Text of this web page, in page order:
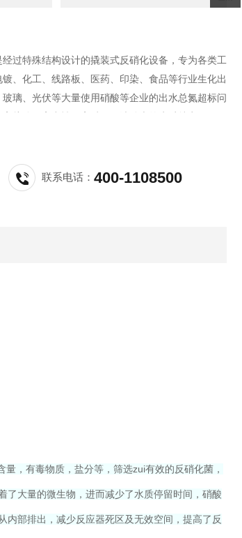
过特殊结构设计的撬装式反硝化设备，专为各类工
、化工、线路板、医药、印染、食品等行业生化出
璃、光伏等大量使用硝酸等企业的出水总氮超标问
盐分、高毒性、高硝氮、波动大的水质特点。
联系电话：400-1108500
，有毒物质，盐分等，筛选zui有效的反硝化菌，
了大量的微生物，进而减少了水质停留时间，硝酸
部排出，减少反应器死区及无效空间，提高了反